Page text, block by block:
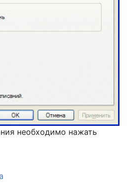
необходимо нажать